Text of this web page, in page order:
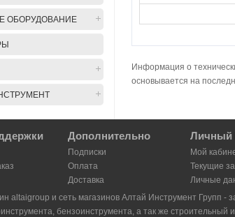
ОБОРУДОВАНИЕ
Информация о
основывается на
Дополнительно
Подписки
Оплата
Доставка
Личный
Мой
Текущие
Личные
altaigroup и сеть магазинов Алтай Инструмент Групп -
бензоинструмента, а так же